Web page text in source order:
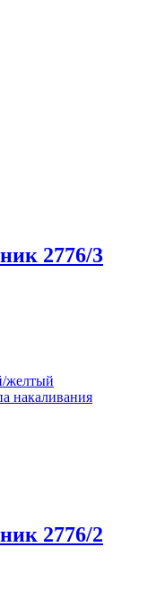
2776/3
желтый
накаливания
2776/2